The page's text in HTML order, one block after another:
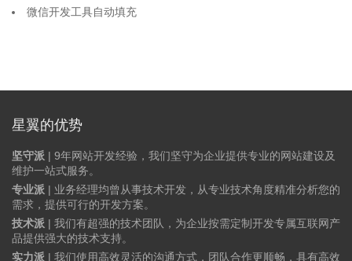
微信开发工具自动填充
星翼的优势
坚守派 | 9年网站开发经验，我们坚守为企业提供专业的网站建设及
维护一站式服务。
专业派 | 业务经理均曾从事技术开发，从专业技术角度精准分析您的
需求，提供可行的开发方案。
技术派 | 我们有超强的技术团队，为企业按需定制开发专属互联网产
品提供强大的技术支持。
实力派 | 我们使用高效灵活的沟通方式，团队合作更顺畅，具有高效